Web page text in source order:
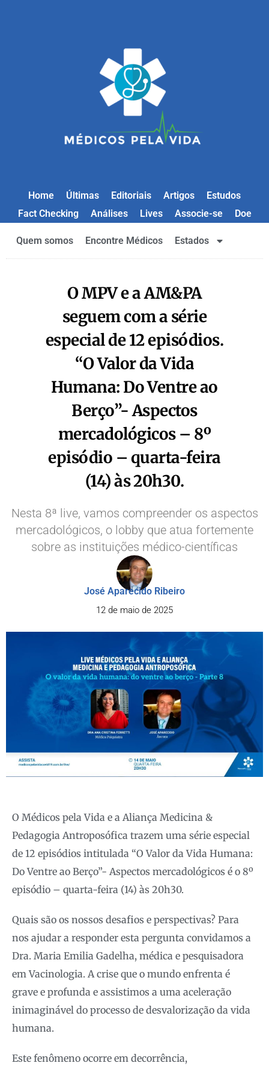
Home Últimas Editoriais Artigos
Estudos
Fact Checking
Análises Lives Associe-se Doe
Quem somos Encontre Médicos Estados
O MPV e a AM&PA
seguem com a série
especial de 12 episódios.
“O Valor da Vida
Humana: Do Ventre ao
Berço”- Aspectos
mercadológicos – 8º
episódio – quarta-feira
(14) às 20h30.
Nesta 8ª live, vamos compreender os aspectos
mercadológicos, o lobby que atua fortemente
sobre as instituições médico-científicas
José Aparecido Ribeiro
12 de maio de 2025
O Médicos pela Vida e a Aliança Medicina &
Pedagogia Antroposófica trazem uma série especial
de 12 episódios intitulada “O Valor da Vida Humana:
Do Ventre ao Berço”- Aspectos mercadológicos é o 8º
episódio – quarta-feira (14) às 20h30.
Quais são os nossos desafios e perspectivas? Para
nos ajudar a responder esta pergunta convidamos a
Dra. Maria Emilia Gadelha, médica e pesquisadora
em Vacinologia. A crise que o mundo enfrenta é
grave e profunda e assistimos a uma aceleração
inimaginável do processo de desvalorização da vida
humana.
Este fenômeno ocorre em decorrência,